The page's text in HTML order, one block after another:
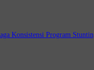
Konsistensi Program